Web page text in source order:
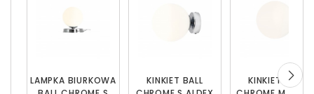
LAMPKA BIURKOWA
KINKIET BALL
KINKIET BALL